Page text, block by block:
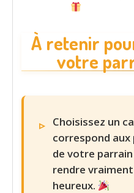
À retenir
votre
Choisissez un
correspond aux
de votre
rendre vraiment
heureux.